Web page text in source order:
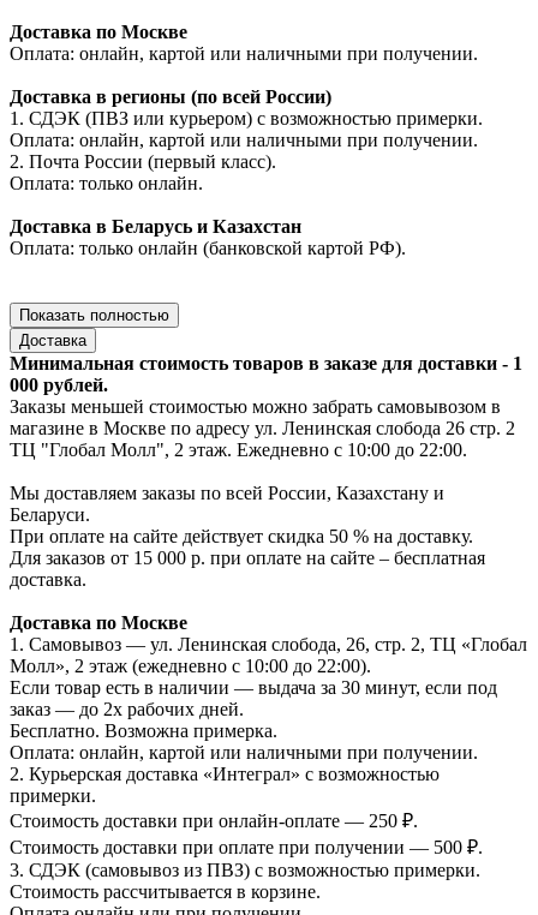
Доставка по Москве
Оплата: онлайн, картой или наличными при получении.
Доставка в регионы (по всей России)
1. СДЭК (ПВЗ или курьером) с возможностью примерки.
Оплата: онлайн, картой или наличными при получении.
2. Почта России (первый класс).
Оплата: только онлайн.
Доставка в Беларусь и Казахстан
Оплата: только онлайн (банковской картой РФ).
Показать полностью
Доставка
Минимальная стоимость товаров в заказе для доставки - 1
000 рублей.
Заказы меньшей стоимостью можно забрать самовывозом в
магазине в Москве по адресу ул. Ленинская слобода 26 стр. 2
ТЦ "Глобал Молл", 2 этаж. Ежедневно с 10:00 до 22:00.
Мы доставляем заказы по всей России, Казахстану и
Беларуси.
При оплате на сайте действует скидка 50 % на доставку.
Для заказов от 15 000 р. при оплате на сайте – бесплатная
доставка.
Доставка по Москве
1. Самовывоз — ул. Ленинская слобода, 26, стр. 2, ТЦ «Глобал
Молл», 2 этаж (ежедневно с 10:00 до 22:00).
Если товар есть в наличии — выдача за 30 минут, если под
заказ — до 2х рабочих дней.
Бесплатно. Возможна примерка.
Оплата: онлайн, картой или наличными при получении.
2. Курьерская доставка «Интеграл» с возможностью
примерки.
Стоимость доставки при онлайн-оплате — 250 ₽.
Стоимость доставки при оплате при получении — 500 ₽.
3. СДЭК (самовывоз из ПВЗ) с возможностью примерки.
Стоимость рассчитывается в корзине.